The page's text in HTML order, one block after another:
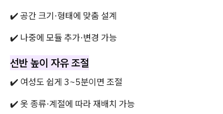
✔️ 공간 크기·형태에 맞춤 설계
✔️ 나중에 모듈 추가·변경 가능
선반 높이 자유 조절
✔️ 여성도 쉽게 3~5분이면 조절
✔️ 옷 종류·계절에 따라 재배치 가능